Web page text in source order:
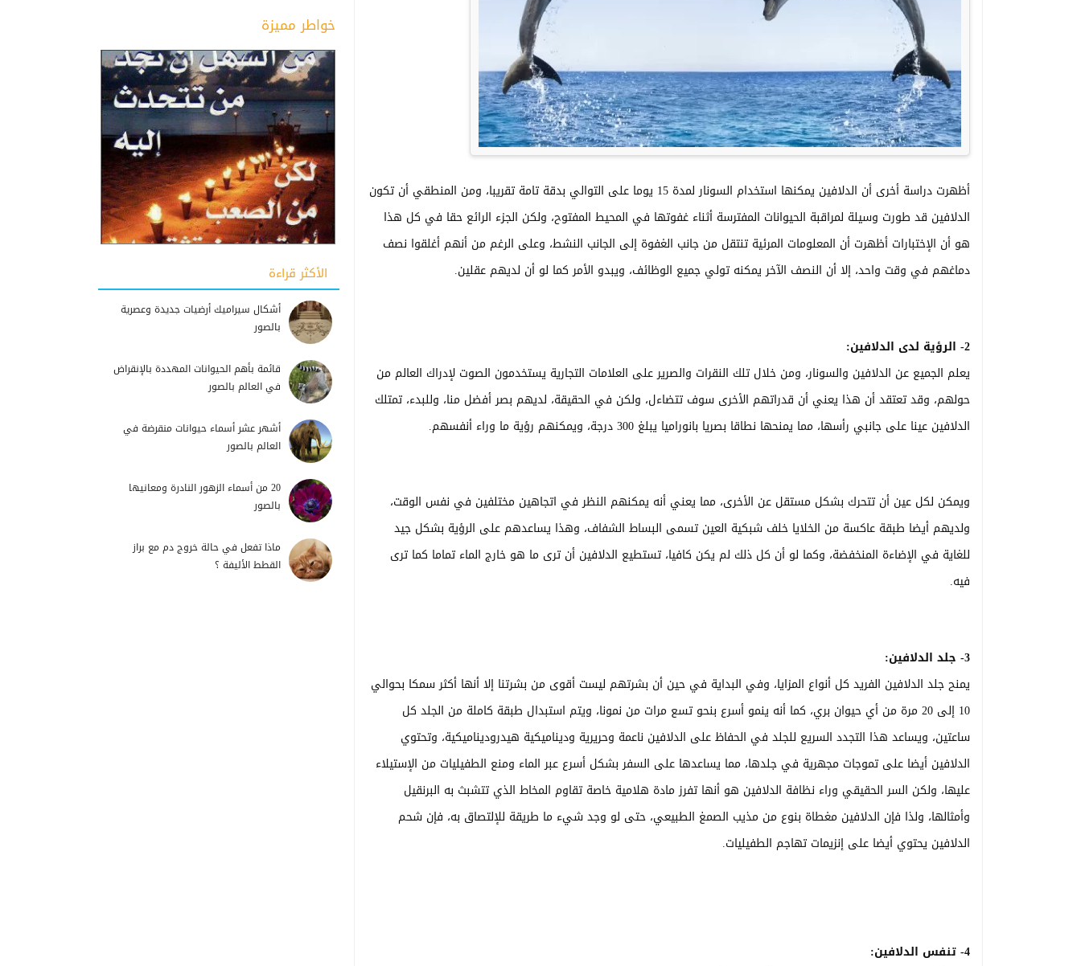
أظهرت دراسة أخرى أن الدلافين يمكنها استخدام السونار لمدة 15 يوما على التوالي بدقة تامة تقريبا، ومن المنطقي أن تكون
الدلافين قد طورت وسيلة لمراقبة الحيوانات المفترسة أثناء غفوتها في المحيط المفتوح، ولكن الجزء الرائع حقا في كل هذا
هو أن الإختبارات أظهرت أن المعلومات المرئية تنتقل من جانب الغفوة إلى الجانب النشط، وعلى الرغم من أنهم أغلقوا نصف
دماغهم في وقت واحد، إلا أن النصف الآخر يمكنه تولي جميع الوظائف، ويبدو الأمر كما لو أن لديهم عقلين.
2- الرؤية لدى الدلافين:
يعلم الجميع عن الدلافين والسونار، ومن خلال تلك النقرات والصرير على العلامات التجارية يستخدمون الصوت لإدراك العالم من
حولهم، وقد تعتقد أن هذا يعني أن قدراتهم الأخرى سوف تتضاءل، ولكن في الحقيقة، لديهم بصر أفضل منا، وللبدء، تمتلك
الدلافين عينا على جانبي رأسها، مما يمنحها نطاقا بصريا بانوراميا يبلغ 300 درجة، ويمكنهم رؤية ما وراء أنفسهم.
ويمكن لكل عين أن تتحرك بشكل مستقل عن الأخرى، مما يعني أنه يمكنهم النظر في اتجاهين مختلفين في نفس الوقت،
ولديهم أيضا طبقة عاكسة من الخلايا خلف شبكية العين تسمى البساط الشفاف، وهذا يساعدهم على الرؤية بشكل جيد
للغاية في الإضاءة المنخفضة، وكما لو أن كل ذلك لم يكن كافيا، تستطيع الدلافين أن ترى ما هو خارج الماء تماما كما ترى
فيه.
3- جلد الدلافين:
يمنح جلد الدلافين الفريد كل أنواع المزايا، وفي البداية في حين أن بشرتهم ليست أقوى من بشرتنا إلا أنها أكثر سمكا بحوالي
10 إلى 20 مرة من أي حيوان بري، كما أنه ينمو أسرع بنحو تسع مرات من نمونا، ويتم استبدال طبقة كاملة من الجلد كل
ساعتين، ويساعد هذا التجدد السريع للجلد في الحفاظ على الدلافين ناعمة وحريرية وديناميكية هيدروديناميكية، وتحتوي
الدلافين أيضا على تموجات مجهرية في جلدها، مما يساعدها على السفر بشكل أسرع عبر الماء ومنع الطفيليات من الإستيلاء
عليها، ولكن السر الحقيقي وراء نظافة الدلافين هو أنها تفرز مادة هلامية خاصة تقاوم المخاط الذي تتشبث به البرنقيل
وأمثالها، ولذا فإن الدلافين مغطاة بنوع من مذيب الصمغ الطبيعي، حتى لو وجد شيء ما طريقة للإلتصاق به، فإن شحم
الدلافين يحتوي أيضا على إنزيمات تهاجم الطفيليات.
4- تنفس الدلافين:
خواطر مميزة
الأكثر قراءة
أشكال سيراميك أرضيات جديدة وعصرية
بالصور
قائمة بأهم الحيوانات المهددة بالإنقراض
في العالم بالصور
أشهر عشر أسماء حيوانات منقرضة في
العالم بالصور
20 من أسماء الزهور النادرة ومعانيها
بالصور
ماذا تفعل في حالة خروج دم مع براز
القطط الأليفة ؟